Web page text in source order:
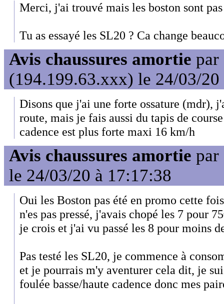
Merci, j'ai trouvé mais les boston sont
Tu as essayé les SL20 ? Ca change
Avis chaussures amortie par
(194.199.63.xxx) le 24/03/20
Disons que j'ai une forte ossature (mdr),
route, mais je fais aussi du tapis de
cadence est plus forte maxi 16 km/h
Avis chaussures amortie par
le 24/03/20 à 17:17:38
Oui les Boston pas été en promo cette
n'es pas pressé, j'avais chopé les 7 pour
je crois et j'ai vu passé les 8 pour moins
Pas testé les SL20, je commence à
et je pourrais m'y aventurer cela dit, je
foulée basse/haute cadence donc mes